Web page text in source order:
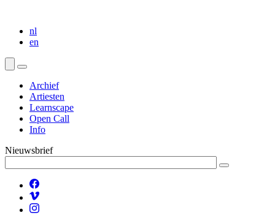
nl
en
Archief
Artiesten
Learnscape
Open Call
Info
Nieuwsbrief